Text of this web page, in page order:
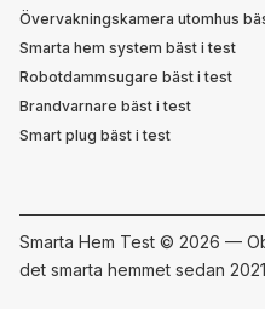
Övervakningskamera utomhus
Smarta hem system bäst i test
Robotdammsugare bäst i test
Brandvarnare bäst i test
Smart plug bäst i test
Smarta Hem Test © 2026 —
det smarta hemmet sedan 2021